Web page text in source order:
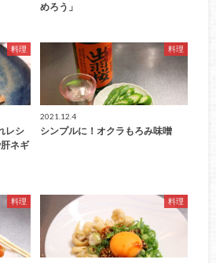
めろう」
料理
レシ
ネギ
料理
2021.12.4
シンプルに！オクラもろみ味噌
料理 料理